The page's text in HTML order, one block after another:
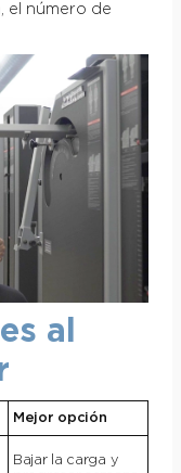
el número de
al
Mejor opción
Bajar la carga y